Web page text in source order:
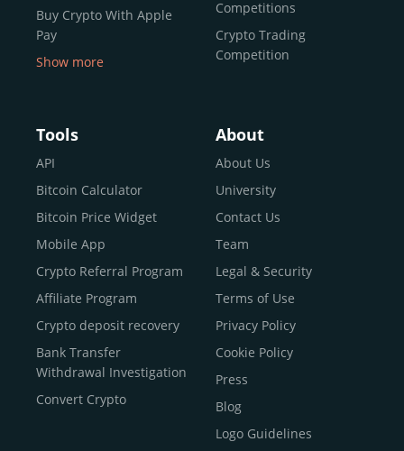
Buy Crypto With Apple
Pay
Buy Bitcoin With Skrill
Sell Bitcoin
Buy Dogecoin
Buy Binance Coin (BNB)
Buy Ripple (XRP)
Buy Litecoin (LTC)
Buy Shiba Inu
Buy Bitcoin Cash
Buy Solana
Buy ICP
Show more
Competitions
Crypto Trading
Competition
Tools
API
Bitcoin Calculator
Bitcoin Price Widget
Mobile App
Crypto Referral Program
Affiliate Program
Crypto deposit recovery
Bank Transfer
Withdrawal Investigation
Convert Crypto
About
About Us
University
Contact Us
Team
Legal & Security
Terms of Use
Privacy Policy
Cookie Policy
Press
Blog
Logo Guidelines